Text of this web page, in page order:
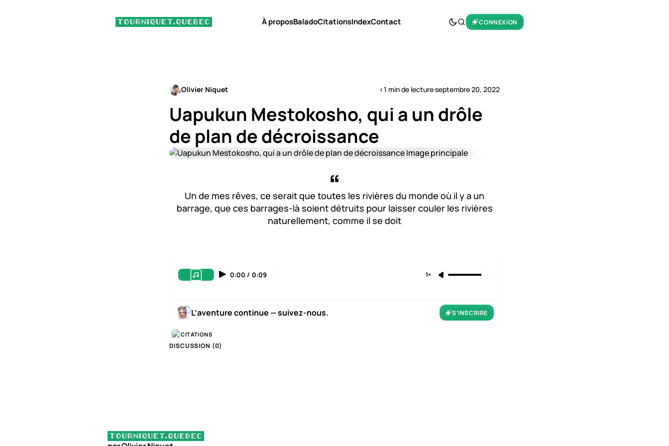
À proposBaladoCitationsIndexContact CONNEXION
Olivier Niquet <1 min de lecture·septembre 20, 2022
Uapukun Mestokosho, qui a un drôle
de plan de décroissance
Un de mes rêves, ce serait que toutes les rivières du monde où il y a un
barrage, que ces barrages-là soient détruits pour laisser couler les rivières
naturellement, comme il se doit
0:00 / 0:09 1×
L’aventure continue — suivez-nous. S’INSCRIRE
CITATIONS
DISCUSSION (0)